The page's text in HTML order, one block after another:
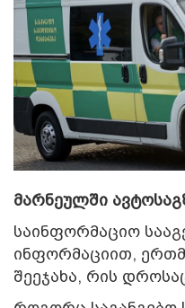
მარნეულში
საინფორმაციო
ინფორმაციით,
შეეჯახა, რის